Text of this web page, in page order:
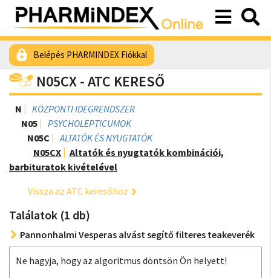
Belépés PHARMINDEX Fiókkal
N05CX - ATC KERESŐ
N
KÖZPONTI IDEGRENDSZER
N05
PSYCHOLEPTICUMOK
N05C
ALTATÓK ÉS NYUGTATÓK
N05CX
Altatók és nyugtatók kombinációi,
barbituratok kivételével
Vissza az ATC keresőhöz
Találatok (1 db)
Pannonhalmi Vesperas alvást segítő filteres teakeverék
Ne hagyja, hogy az algoritmus döntsön Ön helyett!